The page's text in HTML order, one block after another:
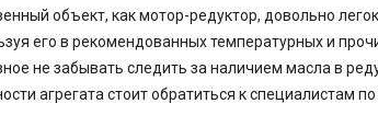
объект, как мотор-редуктор, довольно
его в рекомендованных температурных и
не забывать следить за наличием масла в
агрегата стоит обратиться к специалистам